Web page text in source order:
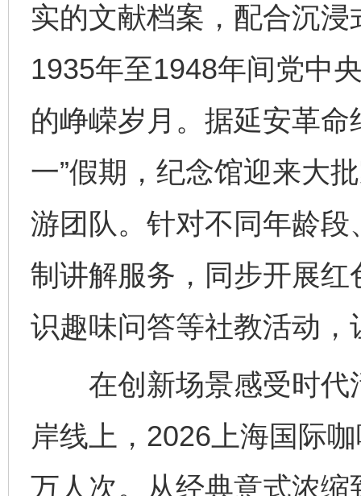
实的文献档案，配合沉
1935年至1948年间党中
的峥嵘岁月。据延安革
一”假期，纪念馆迎来大
游团队。针对不同年龄
制讲解服务，同步开展
识趣味问答等社教活动
在创新场景感受时代
岸线上，2026上海国际
万人次。从经典意式浓